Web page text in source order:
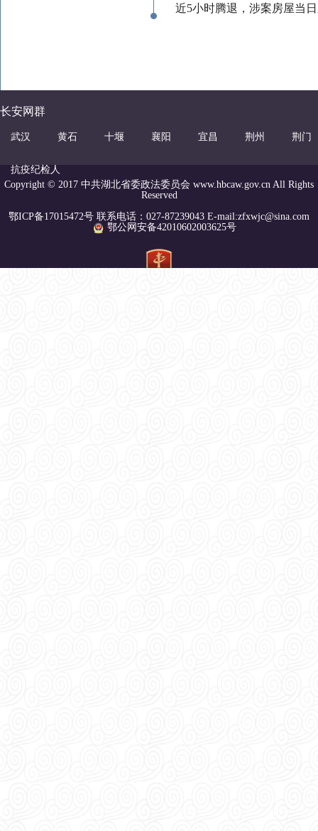
近5小时腾退，涉案房屋当
长安网群
武汉 黄石 十堰 襄阳 宜昌 荆州 荆门
抗疫纪检人
Copyright © 2017 中共湖北省委政法委员会 www.hbcaw.gov.cn All Rights
Reserved
鄂ICP备17015472号 联系电话：027-87239043 E-mail:zfxwjc@sina.com
鄂公网安备42010602003625号